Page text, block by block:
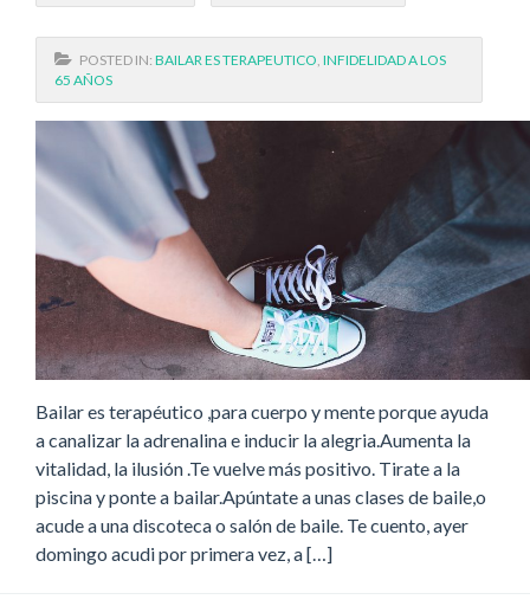
POSTED IN: BAILAR ES TERAPEUTICO, INFIDELIDAD A LOS
65 AÑOS
Bailar es terapéutico ,para cuerpo y mente porque ayuda
a canalizar la adrenalina e inducir la alegria.Aumenta la
vitalidad, la ilusión .Te vuelve más positivo. Tirate a la
piscina y ponte a bailar.Apúntate a unas clases de baile,o
acude a una discoteca o salón de baile. Te cuento, ayer
domingo acudi por primera vez, a […]